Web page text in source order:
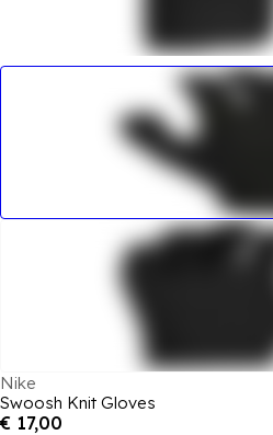
Nike
Swoosh Knit Gloves
€ 17,00